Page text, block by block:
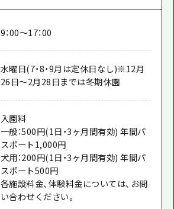
9：00～17：00
水曜日(7・8・9月は定休日なし)※12月
26日〜2月28日までは冬期休園
入園料
一般：500円(1日・3ヶ月間有効) 年間パ
スポート1,000円
犬用：200円(1日・3ヶ月間有効) 年間パ
スポート500円
各施設料金、体験料金については、お問
い合わせください。